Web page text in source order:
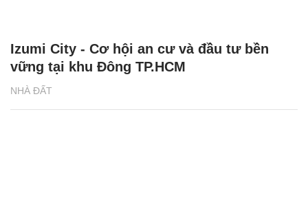
NHÀ ĐẤT
Izumi City - Cơ hội an cư và đầu tư bền
vững tại khu Đông TP.HCM